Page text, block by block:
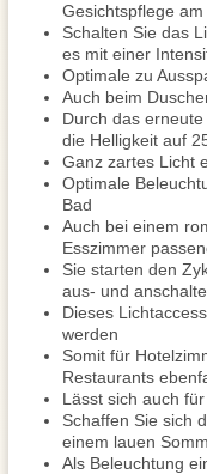
Gesichtspflege am
Schalten Sie das
es mit einer
Optimale zu
Auch beim
Durch das
die Helligkeit auf
Ganz zartes Licht
Optimale
Bad
Auch bei einem
Esszimmer
Sie starten den
aus- und
Dieses
werden
Somit für
Restaurants
Lässt sich auch
Schaffen Sie sich
einem lauen
Als Beleuchtung